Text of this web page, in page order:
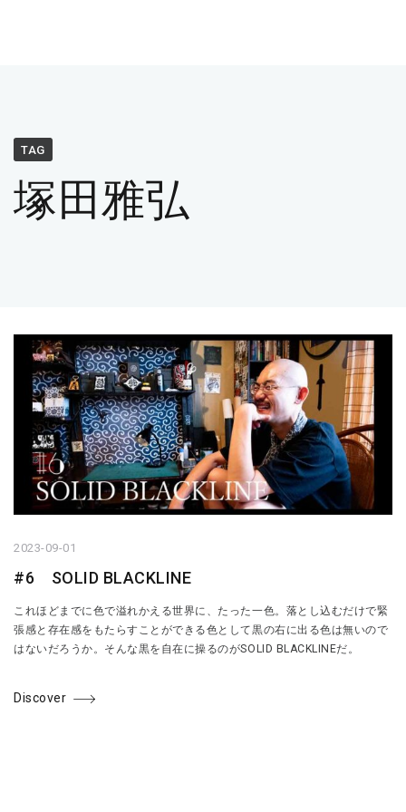
TAG
塚田雅弘
2023-09-01
#6 SOLID BLACKLINE
これほどまでに色で溢れかえる世界に、たった一色。落とし込むだけで緊
張感と存在感をもたらすことができる色として黒の右に出る色は無いので
はないだろうか。そんな黒を自在に操るのがSOLID BLACKLINEだ。
Discover